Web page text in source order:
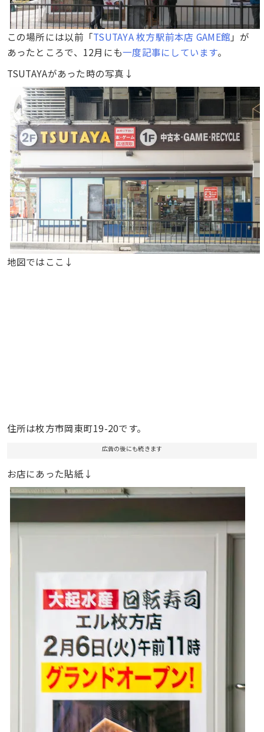
この場所には以前「TSUTAYA 枚方駅前本店 GAME館 」が
あったところで、12月にも一度記事にしています。
TSUTAYAがあった時の写真↓
地図ではここ↓
住所は枚方市岡東町19-20です。
広告の後にも続きます
お店にあった貼紙↓